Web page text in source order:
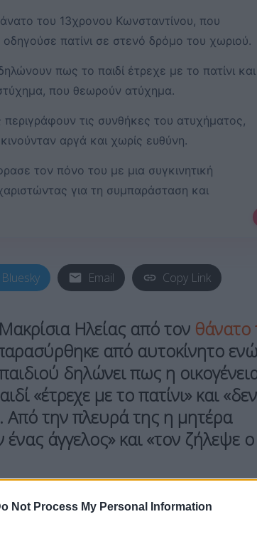
Not Process My Personal Information
του 13χρονου Κωνσταντίνου, που
πατίνι σε στενό δρόμο του χωριού.
πως το παιδί έτρεχε με το πατίνι και
που θεωρούν ατύχημα.
περιγράφουν τις συνθήκες του ατυχήματος,
αργά και χωρίς ευθύνη.
τον πόνο του με μια συγκινητική
για τη συμπαράσταση και
Bluesky Email Copy Link
ΜακρίσιαΗλείας από τον θάνατο
από αυτοκίνητο ενώ
δηλώνει πως η
«έτρεχε με το πατίνι» και «δεν
Από την πλευρά της η μητέρα
άγγελος» και «τον ζήλεψε ο
έπαιρνε συνέχεια. Το έπαιρνε συνέχεια και
παιδάκι δεν προσέχει. Όλα τα παιδάκια